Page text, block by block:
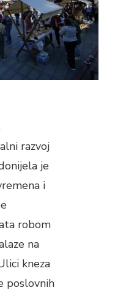
razvoj
je
i
robom
na
kneza
poslovnih